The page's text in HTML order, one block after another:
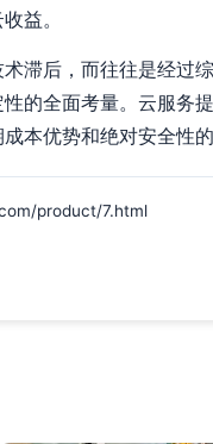
益。
滞后，而往往是经
的全面考量。云服务
本优势和绝对安全性
product/7.html